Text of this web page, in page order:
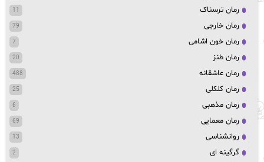
رمان ترسناک 11
رمان خارجی 79
رمان خون اشامی 7
رمان طنز 20
رمان عاشقانه 488
رمان کلکلی 25
رمان مذهبی 6
رمان معمایی 69
روانشناسی 13
گرگینه ای 2